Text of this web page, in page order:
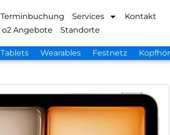
Terminbuchung Services
Kontakt
o2 Angebote Standorte
Tablets Wearables Festnetz